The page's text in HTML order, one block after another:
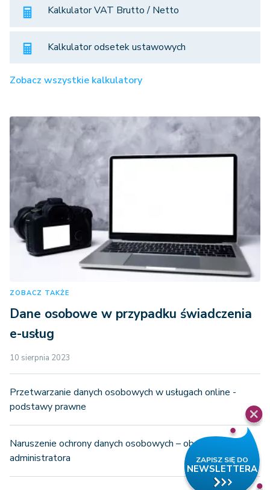
Kalkulator VAT Brutto / Netto
Kalkulator odsetek ustawowych
Zobacz wszystkie kalkulatory
ZOBACZ TAKŻE
Dane osobowe w przypadku świadczenia
e-usług
10 sierpnia 2023
Przetwarzanie danych osobowych w usługach online -
podstawy prawne
Naruszenie ochrony danych osobowych – obowiązki
administratora